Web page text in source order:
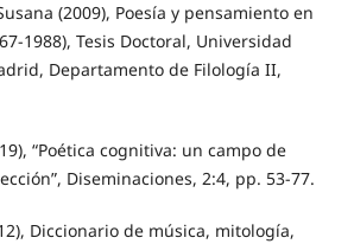
(2009), Poesía y pensamiento en
1988), Tesis Doctoral, Universidad
Departamento de Filología II,
“Poética cognitiva: un campo de
Diseminaciones, 2:4, pp. 53-77.
Diccionario de música, mitología,